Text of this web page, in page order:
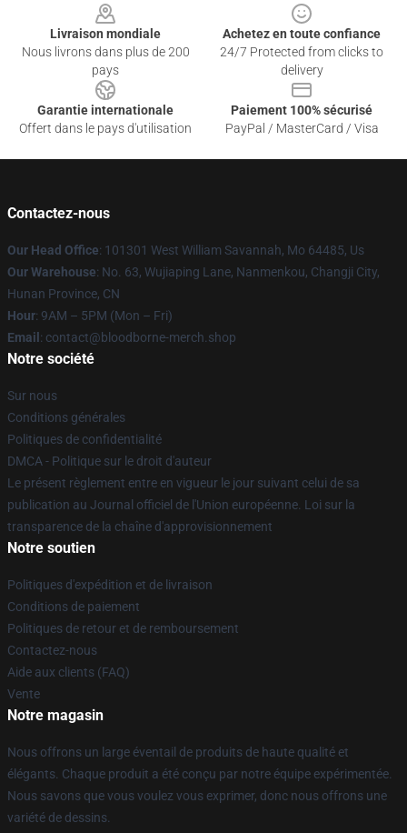
Livraison mondiale
Nous livrons dans plus de 200
pays
Achetez en toute confiance
24/7 Protected from clicks to
delivery
Garantie internationale
Offert dans le pays d'utilisation
Paiement 100% sécurisé
PayPal / MasterCard / Visa
Contactez-nous
Our Head Office: 101301 West William Savannah, Mo 64485, Us
Our Warehouse: No. 63, Wujiaping Lane, Nanmenkou, Changji City,
Hunan Province, CN
Hour: 9AM – 5PM (Mon – Fri)
Email : contact@bloodborne-merch.shop
Notre société
Sur nous
Conditions générales
Politiques de confidentialité
DMCA - Politique sur le droit d'auteur
Le présent règlement entre en vigueur le jour suivant celui de sa
publication au Journal officiel de l'Union européenne. Loi sur la
transparence de la chaîne d'approvisionnement
Notre soutien
Politiques d'expédition et de livraison
Conditions de paiement
Politiques de retour et de remboursement
Contactez-nous
Aide aux clients (FAQ)
Vente
Notre magasin
Nous offrons un large éventail de produits de haute qualité et
élégants. Chaque produit a été conçu par notre équipe expérimentée.
Nous savons que vous voulez vous exprimer, donc nous offrons une
variété de dessins.